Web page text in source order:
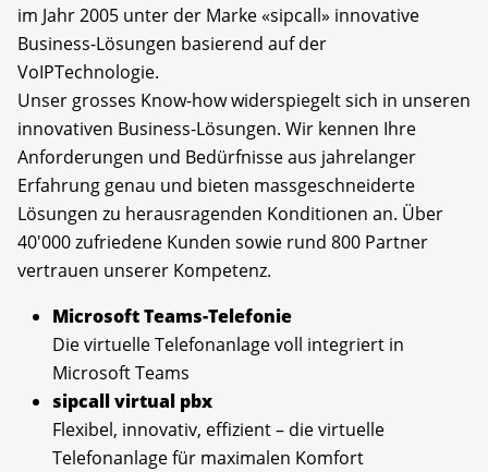
im Jahr 2005 unter der Marke «sipcall» innovative
Business-Lösungen basierend auf der
VoIPTechnologie.
Unser grosses Know-how widerspiegelt sich in unseren
innovativen Business-Lösungen. Wir kennen Ihre
Anforderungen und Bedürfnisse aus jahrelanger
Erfahrung genau und bieten massgeschneiderte
Lösungen zu herausragenden Konditionen an. Über
40'000 zufriedene Kunden sowie rund 800 Partner
vertrauen unserer Kompetenz.
Microsoft Teams-Telefonie
Die virtuelle Telefonanlage voll integriert in
Microsoft Teams
sipcall virtual pbx
Flexibel, innovativ, effizient – die virtuelle
Telefonanlage für maximalen Komfort